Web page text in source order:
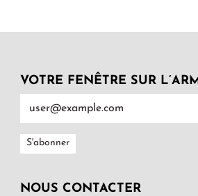
VOTRE FENÊTRE SUR
NOUS CONTACTER